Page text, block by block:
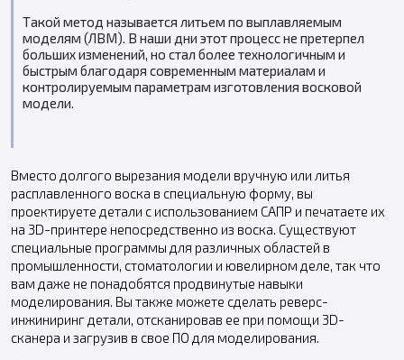
Такой метод называется литьем по выплавляемым
моделям (ЛВМ). В наши дни этот процесс не претерпел
больших изменений, но стал более технологичным и
быстрым благодаря современным материалам и
контролируемым параметрам изготовления восковой
модели.
Вместо долгого вырезания модели вручную или литья
расплавленного воска в специальную форму, вы
проектируете детали с использованием САПР и печатаете их
на 3D-принтере непосредственно из воска. Существуют
специальные программы для различных областей в
промышленности, стоматологии и ювелирном деле, так что
вам даже не понадобятся продвинутые навыки
моделирования. Вы также можете сделать реверс-
инжиниринг детали, отсканировав ее при помощи 3D-
сканера и загрузив в свое ПО для моделирования.